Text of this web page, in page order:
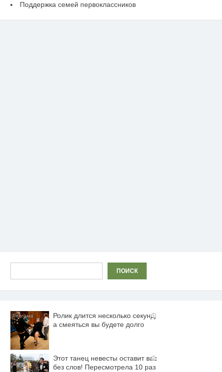
Поддержка семей первоклассников
ПОИСК
i
Ролик длится несколько секунд,
а смеяться вы будете долго
i
Этот танец невесты оставит вас
без слов! Пересмотрела 10 раз